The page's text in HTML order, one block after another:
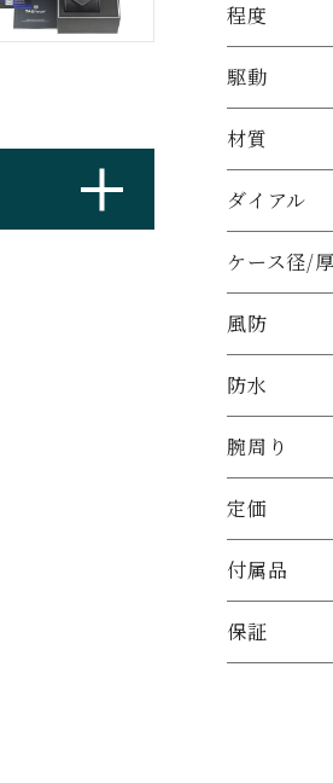
程度
駆動
材質
ダイアル
ケース径/
風防
防水
腕周り
定価
付属品
保証